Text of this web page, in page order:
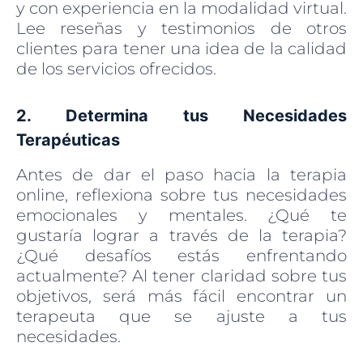
y con experiencia en la modalidad virtual.
Lee reseñas y testimonios de otros
clientes para tener una idea de la calidad
de los servicios ofrecidos.
2. Determina tus Necesidades
Terapéuticas
Antes de dar el paso hacia la terapia
online, reflexiona sobre tus necesidades
emocionales y mentales. ¿Qué te
gustaría lograr a través de la terapia?
¿Qué desafíos estás enfrentando
actualmente? Al tener claridad sobre tus
objetivos, será más fácil encontrar un
terapeuta que se ajuste a tus
necesidades.